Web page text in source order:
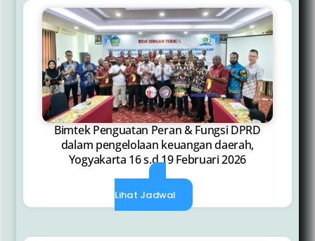
Bimtek Penguatan Peran & Fungsi DPRD
dalam pengelolaan keuangan daerah,
Yogyakarta 16 s.d 19 Februari 2026
Lihat Jadwal